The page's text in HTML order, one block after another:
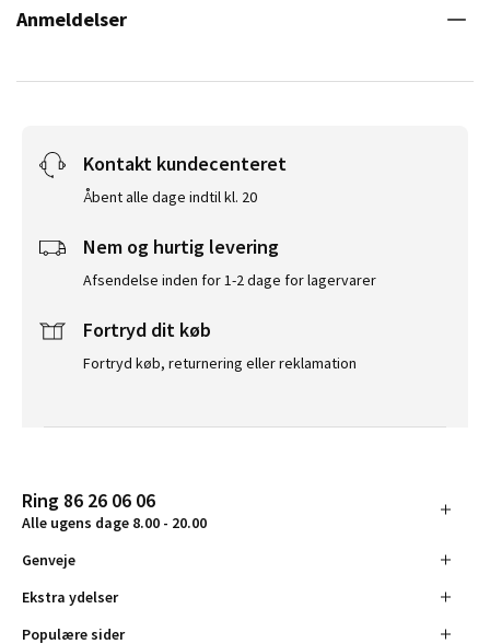
Anmeldelser
Kontakt kundecenteret
Åbent alle dage indtil kl. 20
Nem og hurtig levering
Afsendelse inden for 1-2 dage for lagervarer
Fortryd dit køb
Fortryd køb, returnering eller reklamation
Ring 86 26 06 06
Alle ugens dage 8.00 - 20.00
Genveje
Ekstra ydelser
Populære sider